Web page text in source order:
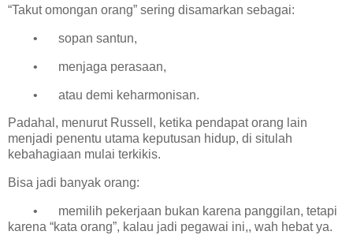
“Takut omongan orang” sering disamarkan sebagai:
• sopan santun,
• menjaga perasaan,
• atau demi keharmonisan.
Padahal, menurut Russell, ketika pendapat orang lain
menjadi penentu utama keputusan hidup, di situlah
kebahagiaan mulai terkikis.
Bisa jadi banyak orang:
•
memilih pekerjaan bukan karena panggilan, tetapi
karena “kata orang”, kalau jadi pegawai ini,, wah hebat ya.